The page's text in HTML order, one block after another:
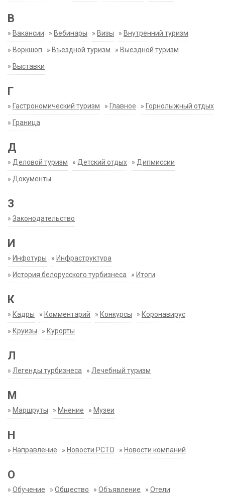
В
» Вакансии » Вебинары » Визы » Внутренний туризм
» Воркшоп » Въездной туризм » Выездной туризм
» Выставки
Г
» Гастрономический туризм » Главное » Горнолыжный отдых
» Граница
Д
» Деловой туризм » Детский отдых » Дипмиссии
» Документы
З
» Законодательство
И
» Инфотуры » Инфраструктура
» История белорусского турбизнеса » Итоги
К
» Кадры » Комментарий » Конкурсы » Коронавирус
» Круизы » Курорты
Л
» Легенды турбизнеса » Лечебный туризм
М
» Маршруты » Мнение » Музеи
Н
» Направление » Новости РСТО » Новости компаний
О
» Обучение » Общество » Объявление » Отели